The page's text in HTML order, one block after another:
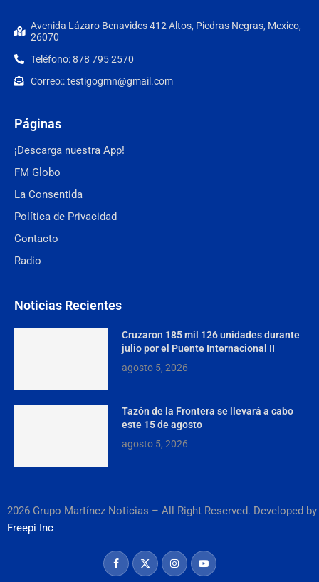
Avenida Lázaro Benavides 412 Altos, Piedras Negras, Mexico,
26070
Teléfono: 878 795 2570
Correo:: testigogmn@gmail.com
Páginas
¡Descarga nuestra App!
FM Globo
La Consentida
Política de Privacidad
Contacto
Radio
Noticias Recientes
Cruzaron 185 mil 126 unidades durante
julio por el Puente Internacional II
agosto 5, 2026
Tazón de la Frontera se llevará a cabo
este 15 de agosto
agosto 5, 2026
2026 Grupo Martínez Noticias – All Right Reserved. Developed by
Freepi Inc